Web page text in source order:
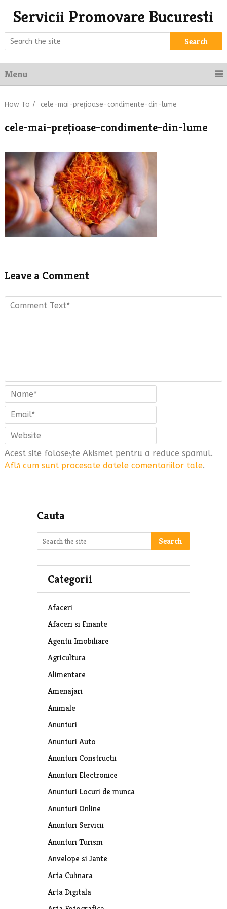
Servicii Promovare Bucuresti
Search
Menu
How To / cele-mai-prețioase-condimente-din-lume
cele-mai-prețioase-condimente-din-lume
Leave a Comment
Acest site folosește Akismet pentru a reduce spamul.
Află cum sunt procesate datele comentariilor tale.
Cauta
Search
Categorii
Afaceri
Afaceri si Finante
Agentii Imobiliare
Agricultura
Alimentare
Amenajari
Animale
Anunturi
Anunturi Auto
Anunturi Constructii
Anunturi Electronice
Anunturi Locuri de munca
Anunturi Online
Anunturi Servicii
Anunturi Turism
Anvelope si Jante
Arta Culinara
Arta Digitala